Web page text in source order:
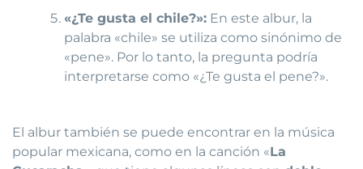
«¿Te gusta el chile?»: En este albur, la
palabra «chile» se utiliza como sinónimo de
«pene». Por lo tanto, la pregunta podría
interpretarse como «¿Te gusta el pene?».
El albur también se puede encontrar en la música
popular mexicana, como en la canción «La